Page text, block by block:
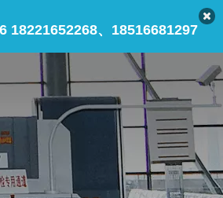
18221652268、18516681297